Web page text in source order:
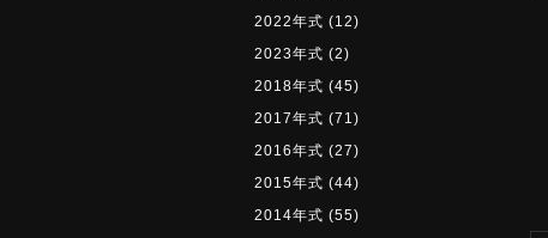
2022年式 (12)
2023年式 (2)
2018年式 (45)
2017年式 (71)
2016年式 (27)
2015年式 (44)
2014年式 (55)